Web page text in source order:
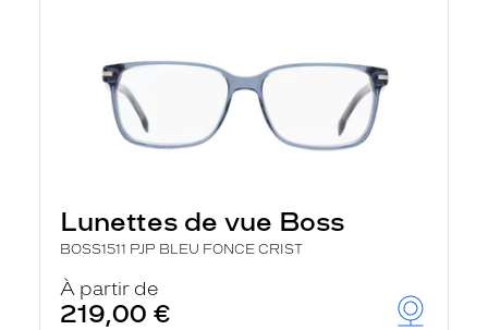
Lunettes de vue Boss
BOSS1511 PJP BLEU FONCE CRIST
À partir de
219,00 €